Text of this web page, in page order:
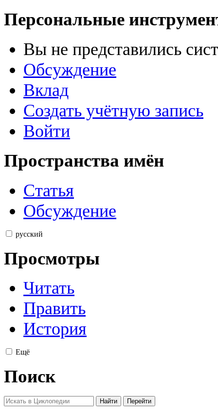
Персональные
Вы не представились
Обсуждение
Вклад
Создать учётную запись
Войти
Пространства имён
Статья
Обсуждение
русский
Просмотры
Читать
Править
История
Ещё
Поиск